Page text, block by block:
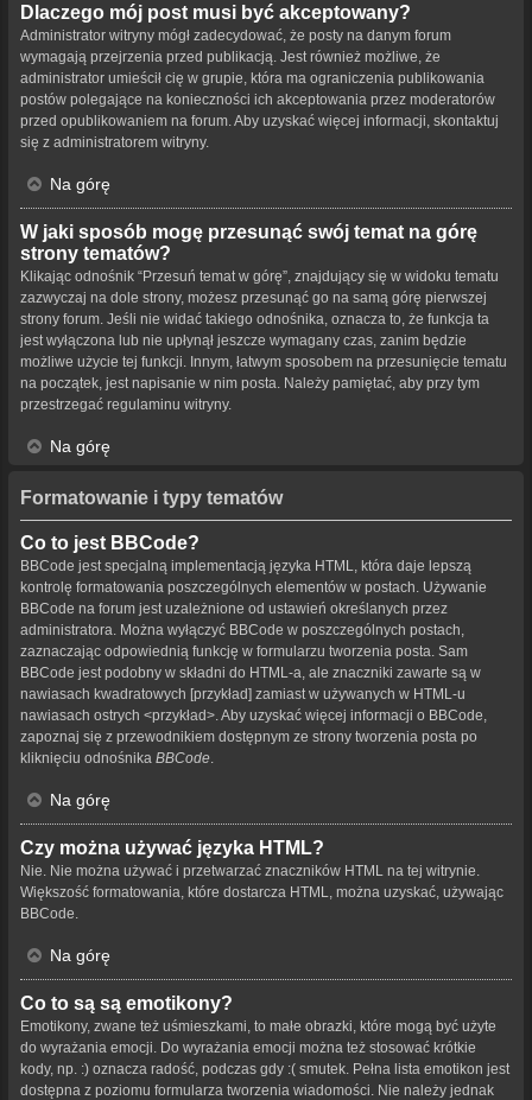
Dlaczego mój post musi być akceptowany?
Administrator witryny mógł zadecydować, że posty na danym forum
wymagają przejrzenia przed publikacją. Jest również możliwe, że
administrator umieścił cię w grupie, która ma ograniczenia publikowania
postów polegające na konieczności ich akceptowania przez moderatorów
przed opublikowaniem na forum. Aby uzyskać więcej informacji, skontaktuj
się z administratorem witryny.
Na górę
W jaki sposób mogę przesunąć swój temat na górę
strony tematów?
Klikając odnośnik “Przesuń temat w górę”, znajdujący się w widoku tematu
zazwyczaj na dole strony, możesz przesunąć go na samą górę pierwszej
strony forum. Jeśli nie widać takiego odnośnika, oznacza to, że funkcja ta
jest wyłączona lub nie upłynął jeszcze wymagany czas, zanim będzie
możliwe użycie tej funkcji. Innym, łatwym sposobem na przesunięcie tematu
na początek, jest napisanie w nim posta. Należy pamiętać, aby przy tym
przestrzegać regulaminu witryny.
Na górę
Formatowanie i typy tematów
Co to jest BBCode?
BBCode jest specjalną implementacją języka HTML, która daje lepszą
kontrolę formatowania poszczególnych elementów w postach. Używanie
BBCode na forum jest uzależnione od ustawień określanych przez
administratora. Można wyłączyć BBCode w poszczególnych postach,
zaznaczając odpowiednią funkcję w formularzu tworzenia posta. Sam
BBCode jest podobny w składni do HTML-a, ale znaczniki zawarte są w
nawiasach kwadratowych [przykład] zamiast w używanych w HTML-u
nawiasach ostrych <przykład>. Aby uzyskać więcej informacji o BBCode,
zapoznaj się z przewodnikiem dostępnym ze strony tworzenia posta po
kliknięciu odnośnika BBCode
Na górę
Czy można używać języka HTML?
Nie. Nie można używać i przetwarzać znaczników HTML na tej witrynie.
Większość formatowania, które dostarcza HTML, można uzyskać, używając
BBCode.
Na górę
Co to są są emotikony?
Emotikony, zwane też uśmieszkami, to małe obrazki, które mogą być użyte
do wyrażania emocji. Do wyrażania emocji można też stosować krótkie
kody, np. :) oznacza radość, podczas gdy :( smutek. Pełna lista emotikon jest
dostępna z poziomu formularza tworzenia wiadomości. Nie należy jednak